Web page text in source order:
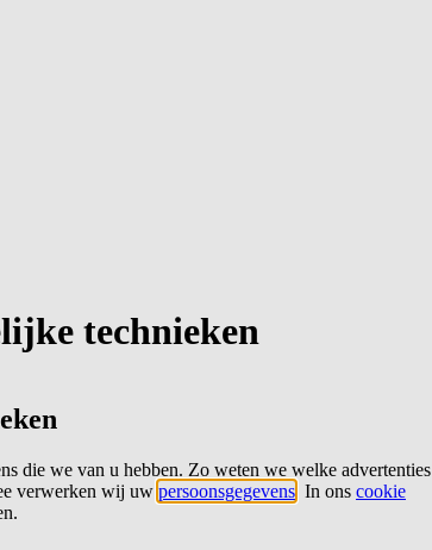
technieken
die we van u hebben. Zo weten we welke advertenties
verwerken wij uw persoonsgegevens . In ons cookie